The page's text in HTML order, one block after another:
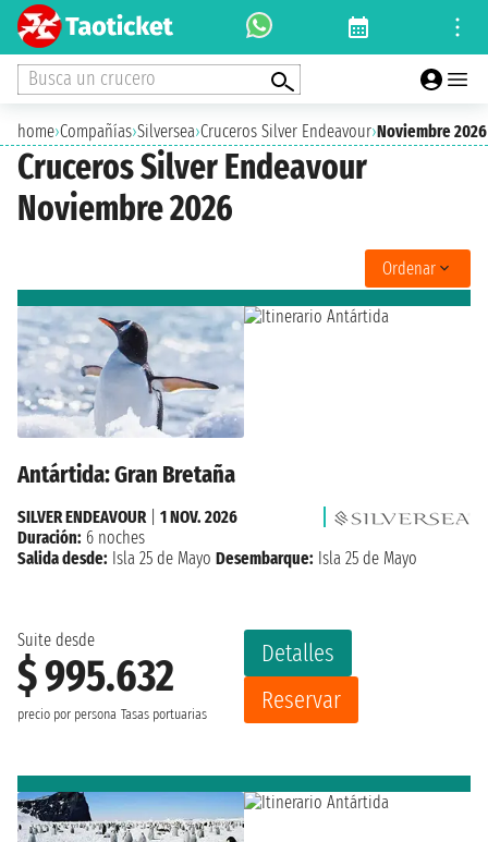
Busca un crucero
home›Compañías›Silversea›Cruceros Silver Endeavour›Noviembre 2026
Cruceros Silver Endeavour
Noviembre 2026
Ordenar
Antártida: Gran Bretaña
Suite desde
$ 995.632
precio por persona Tasas portuarias
Detalles
Reservar
SILVER ENDEAVOUR| 1 NOV. 2026
Duración: 6 noches
Salida desde: Isla 25 de Mayo Desembarque: Isla 25 de Mayo